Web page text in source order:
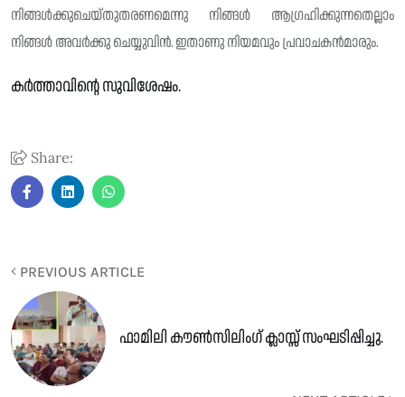
നിങ്ങൾക്കുചെയ്തുതരണമെന്നു നിങ്ങൾ ആഗ്രഹിക്കുന്നതെല്ലാം
നിങ്ങൾ അവർക്കു ചെയ്യുവിൻ. ഇതാണു നിയമവും പ്രവാചകൻമാരും.
കർത്താവിൻ്റെ സുവിശേഷം.
Share:
PREVIOUS ARTICLE
ഫാമിലി കൗൺസിലിംഗ് ക്ലാസ്സ് സംഘടിപ്പിച്ചു.